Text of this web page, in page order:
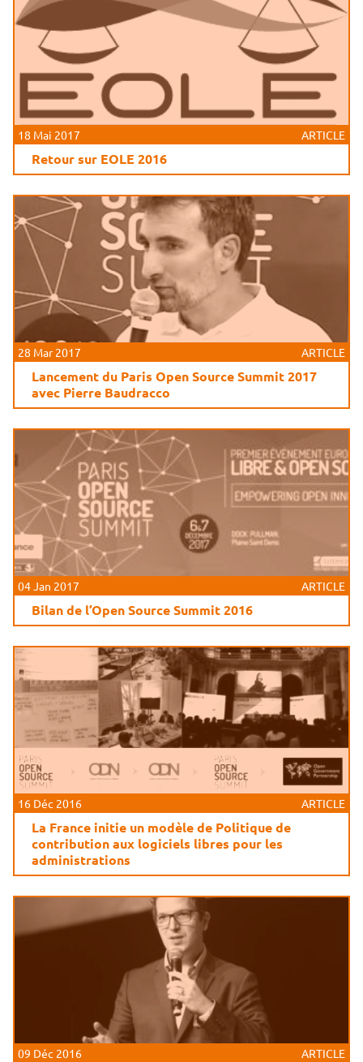
18 Mai 2017 ARTICLE
Retour sur EOLE 2016
28 Mar 2017 ARTICLE
Lancement du Paris Open Source Summit 2017
avec Pierre Baudracco
04 Jan 2017 ARTICLE
Bilan de l’Open Source Summit 2016
16 Déc 2016 ARTICLE
La France initie un modèle de Politique de
contribution aux logiciels libres pour les
administrations
09 Déc 2016 ARTICLE